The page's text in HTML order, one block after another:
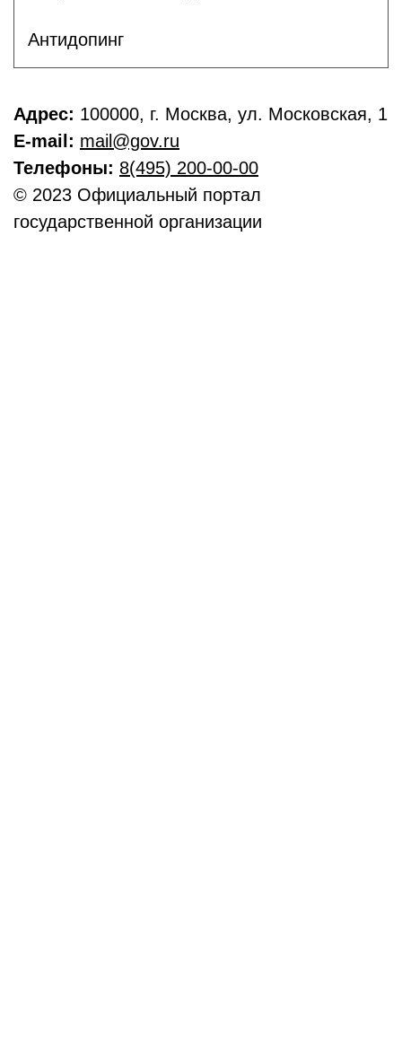
Антидопинг
Адрес: 100000, г. Москва, ул. Московская, 1
E-mail: mail@gov.ru
Телефоны: 8(495) 200-00-00
© 2023 Официальный портал
государственной организации